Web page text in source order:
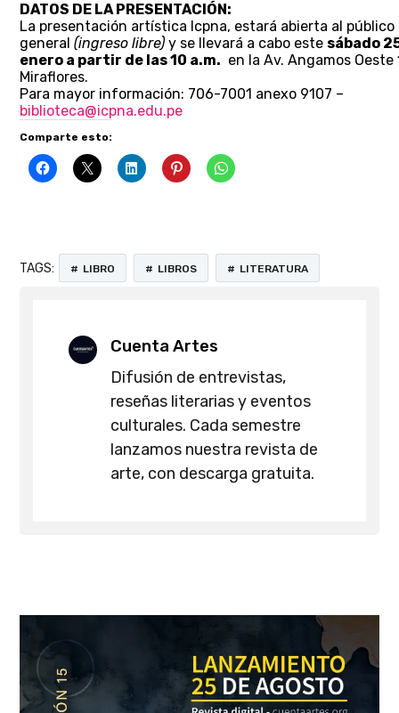
DATOS DE LA PRESENTACIÓN:
La presentación artística Icpna, estará abierta al público
general(ingreso libre) y se llevará a cabo este sábado
enero a partir de las 10 a.m. en la Av. Angamos Oeste
Miraflores.
Para mayor información: 706-7001 anexo 9107 –
biblioteca@icpna.edu.pe
Comparte esto:
TAGS: LIBRO LIBROS LITERATURA
Cuenta Artes
Difusión de entrevistas,
reseñas literarias y eventos
culturales. Cada semestre
lanzamos nuestra revista de
arte, con descarga gratuita.